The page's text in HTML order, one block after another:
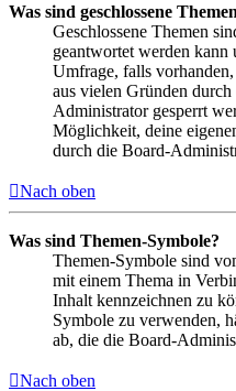
Was sind geschlossene
Geschlossene Themen
geantwortet werden kann
Umfrage, falls
aus vielen Gründen
Administrator gesperrt
Möglichkeit, deine
durch die Board-
Nach oben
Was sind Themen-Symbole?
Themen-Symbole sind
mit einem Thema in
Inhalt kennzeichnen zu
Symbole zu verwenden,
ab, die die Board-
Nach oben